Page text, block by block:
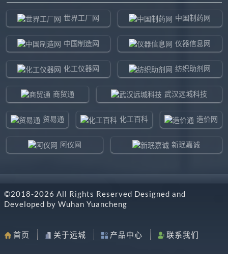
世界工厂网 中国制药网
中国制造网 仪器信息网
化工仪器网 纺织助剂网
商贸通 武汉远城科技
贸易通 化工百科 造价网
阿仪网 新珉嘉诚
东北制造网 药智通
©2018-2026 All Rights Reserved Designed and
Developed by Wuhan Yuancheng
首页 关于远城 产品中心 联系我们